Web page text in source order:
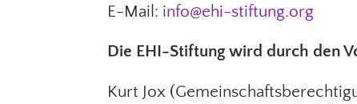
E-Mail: info@ehi-stiftung.org
Die EHI-Stiftung wird durch den
Kurt Jox